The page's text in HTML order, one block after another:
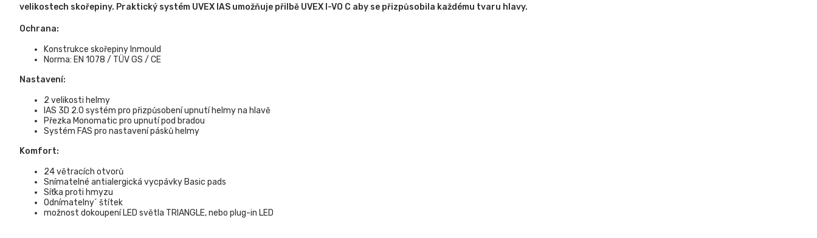
velikostech skořepiny. Praktický systém UVEX IAS umožňuje přilbě UVEX I-VO C aby se přizpůsobila každému tvaru hlavy.
Ochrana:
Konstrukce skořepiny Inmould
Norma: EN 1078 / TÜV GS / CE
Nastavení:
2 velikosti helmy
IAS 3D 2.0 systém pro přizpůsobení upnutí helmy na hlavě
Přezka Monomatic pro upnutí pod bradou
Systém FAS pro nastavení pásků helmy
Komfort:
24 větracích otvorů
Snímatelné antialergická vycpávky Basic pads
Síťka proti hmyzu
Odnímatelny´ štítek
možnost dokoupení LED světla TRIANGLE, nebo plug-in LED